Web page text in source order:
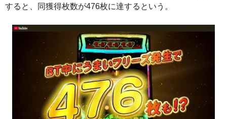
すると、同獲得枚数が476枚に達するという。